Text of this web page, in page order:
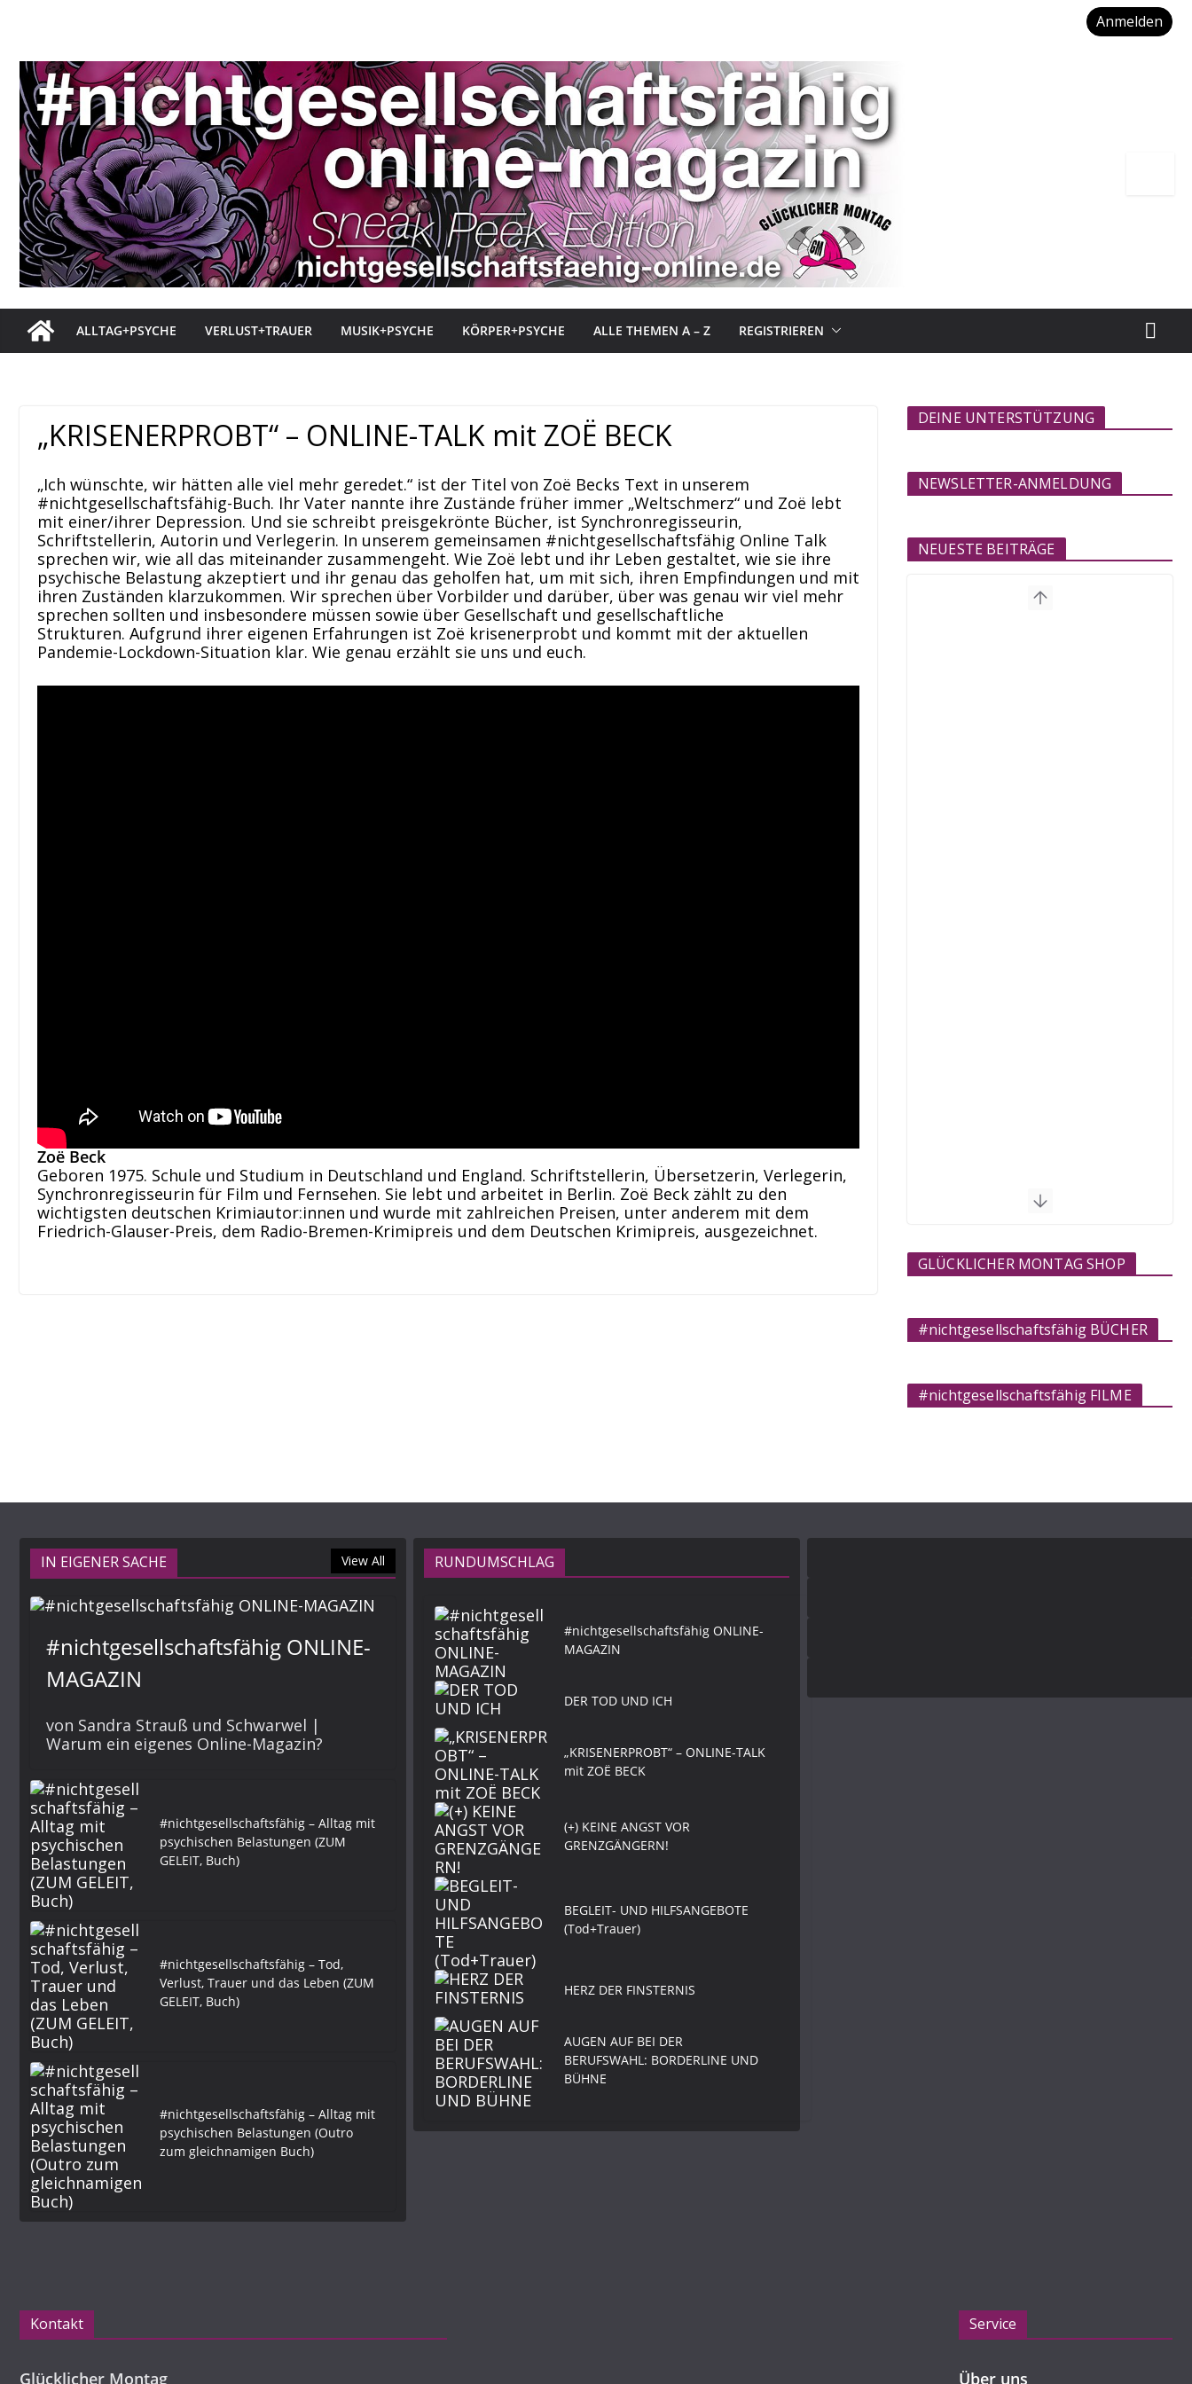
Anmelden
ALLTAG+PSYCHE VERLUST+TRAUER MUSIK+PSYCHE KÖRPER+PSYCHE ALLE THEMEN A – Z REGISTRIEREN
„KRISENERPROBT“ – ONLINE-TALK mit ZOË BECK
„Ich wünschte, wir hätten alle viel mehr geredet.“ ist der Titel von Zoë Becks Text in unserem
#nichtgesellschaftsfähig-Buch. Ihr Vater nannte ihre Zustände früher immer „Weltschmerz“ und Zoë lebt
mit einer/ihrer Depression. Und sie schreibt preisgekrönte Bücher, ist Synchronregisseurin,
Schriftstellerin, Autorin und Verlegerin. In unserem gemeinsamen #nichtgesellschaftsfähig Online Talk
sprechen wir, wie all das miteinander zusammengeht. Wie Zoë lebt und ihr Leben gestaltet, wie sie ihre
psychische Belastung akzeptiert und ihr genau das geholfen hat, um mit sich, ihren Empfindungen und mit
ihren Zuständen klarzukommen. Wir sprechen über Vorbilder und darüber, über was genau wir viel mehr
sprechen sollten und insbesondere müssen sowie über Gesellschaft und gesellschaftliche
Strukturen. Aufgrund ihrer eigenen Erfahrungen ist Zoë krisenerprobt und kommt mit der aktuellen
Pandemie-Lockdown-Situation klar. Wie genau erzählt sie uns und euch.
Zoë Beck
Geboren 1975. Schule und Studium in Deutschland und England. Schriftstellerin, Übersetzerin, Verlegerin,
Synchronregisseurin für Film und Fernsehen. Sie lebt und arbeitet in Berlin. Zoë Beck zählt zu den
wichtigsten deutschen Krimiautor:innen und wurde mit zahlreichen Preisen, unter anderem mit dem
Friedrich-Glauser-Preis, dem Radio-Bremen-Krimipreis und dem Deutschen Krimipreis, ausgezeichnet.
DEINE UNTERSTÜTZUNG
NEWSLETTER-ANMELDUNG
NEUESTE BEITRÄGE
GLÜCKLICHER MONTAG SHOP
#nichtgesellschaftsfähig BÜCHER
#nichtgesellschaftsfähig FILME
IN EIGENER SACHE View All
#nichtgesellschaftsfähig ONLINE-
MAGAZIN
von Sandra Strauß und Schwarwel |
Warum ein eigenes Online-Magazin?
#nichtgesellschaftsfähig – Alltag mit
psychischen Belastungen (ZUM
GELEIT, Buch)
#nichtgesellschaftsfähig – Tod,
Verlust, Trauer und das Leben (ZUM
GELEIT, Buch)
#nichtgesellschaftsfähig – Alltag mit
psychischen Belastungen (Outro
zum gleichnamigen Buch)
RUNDUMSCHLAG
#nichtgesellschaftsfähig ONLINE-
MAGAZIN
DER TOD UND ICH
„KRISENERPROBT“ – ONLINE-TALK
mit ZOË BECK
(+) KEINE ANGST VOR
GRENZGÄNGERN!
BEGLEIT- UND HILFSANGEBOTE
(Tod+Trauer)
HERZ DER FINSTERNIS
AUGEN AUF BEI DER
BERUFSWAHL: BORDERLINE UND
BÜHNE
Kontakt
Glücklicher Montag
Service
Über uns